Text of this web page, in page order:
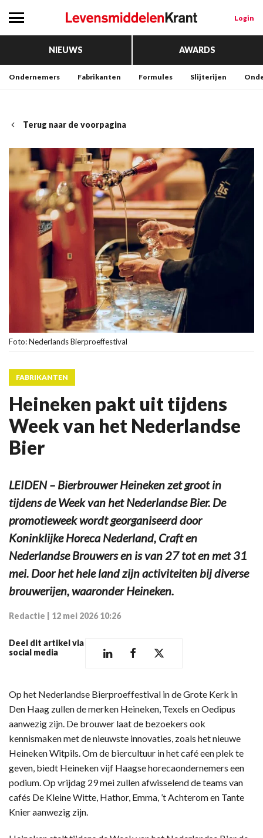
Login
NIEUWS AWARDS
Ondernemers Fabrikanten Formules Slijterijen
Terug naar de voorpagina
Foto: Nederlands Bierproeffestival
FABRIKANTEN
Heineken pakt uit tijdens
Week van het Nederlandse
Bier
LEIDEN – Bierbrouwer Heineken zet groot in
tijdens de Week van het Nederlandse Bier. De
promotieweek wordt georganiseerd door
Koninklijke Horeca Nederland, Craft en
Nederlandse Brouwers en is van 27 tot en met 31
mei. Door het hele land zijn activiteiten bij diverse
brouwerijen, waaronder Heineken.
Redactie 12 mei 2026 10:26
Deel dit artikel via
social media
Op het Nederlandse Bierproeffestival in de Grote Kerk in
Den Haag zullen de merken Heineken, Texels en Oedipus
aanwezig zijn. De brouwer laat de bezoekers ook
kennismaken met de nieuwste innovaties, zoals het nieuwe
Heineken Witpils. Om de biercultuur in het café een plek te
geven, biedt Heineken vijf Haagse horecaondernemers een
podium. Op vrijdag 29 mei zullen afwisselend de teams van
cafés De Kleine Witte, Hathor, Emma, ’t Achterom en Tante
Knier aanwezig zijn.